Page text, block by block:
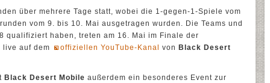
über mehrere Tage statt, wobei die 1-gegen-1-Spiele vom
vom 9. bis 10. Mai ausgetragen wurden. Die Teams und
qualifiziert haben, treten am 16. Mai im Finale der
live auf dem
offiziellen YouTube-Kanal von Black Desert
Black Desert Mobile außerdem ein besonderes Event zur